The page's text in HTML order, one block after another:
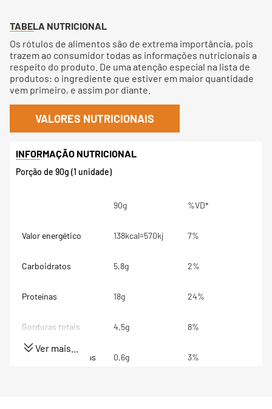
TABELA NUTRICIONAL
Os rótulos de alimentos são de extrema importância, pois
trazem ao consumidor todas as informações nutricionais a
respeito do produto. De uma atenção especial na lista de
produtos: o ingrediente que estiver em maior quantidade
vem primeiro, e assim por diante.
VALORES NUTRICIONAIS
Porção de 90g (1 unidade)
90g %VD*
Valor energético 138kcal=570kj 7%
Carboidratos 5,8g 2%
Proteínas 18g 24%
Gorduras totais 4,5g 8%
Gorduras Saturadas 0,6g 3%
Ver mais...